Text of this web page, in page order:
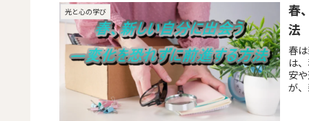
光と心の学び
春
法
春
は
安
が